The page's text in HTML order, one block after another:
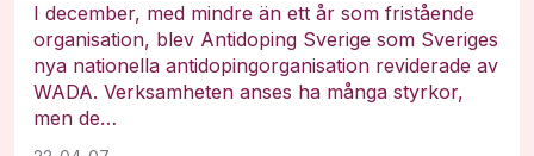
I december, med mindre än ett år som fristående
organisation, blev Antidoping Sverige som Sveriges
nya nationella antidopingorganisation reviderade av
WADA. Verksamheten anses ha många styrkor,
men de…